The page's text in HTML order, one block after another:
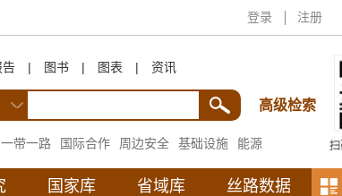
登录 注册
告 | 图书 | 图表 | 资讯
高级检索
一带一路 国际合作 周边安全 基础设施
能源
国家库 省域库 丝路数据